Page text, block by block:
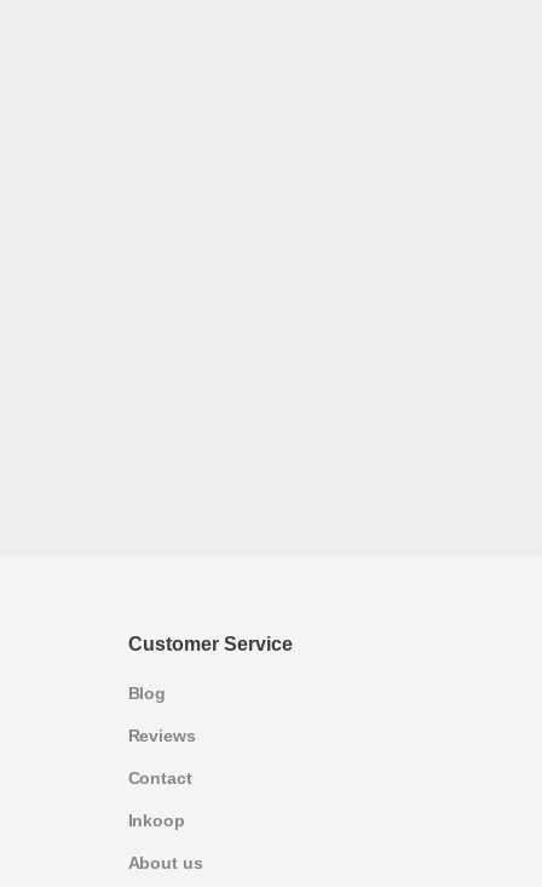
Customer Service
Blog
Reviews
Contact
Inkoop
About us